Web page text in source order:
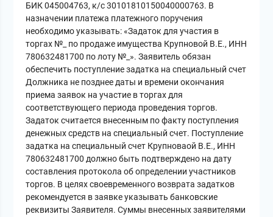
БИК 045004763, к/с 30101810150040000763. В
назначении платежа платежного поручения
необходимо указывать: «Задаток для участия в
торгах №_ по продаже имущества Крупновой В.Е., ИНН
780632481700 по лоту №_». Заявитель обязан
обеспечить поступление задатка на специальный счет
Должника не позднее даты и времени окончания
приема заявок на участие в торгах для
соответствующего периода проведения торгов.
Задаток считается внесенным по факту поступления
денежных средств на специальный счет. Поступление
задатка на специальный счет Крупноваой В.Е., ИНН
780632481700 должно быть подтверждено на дату
составления протокола об определении участников
торгов. В целях своевременного возврата задатков
рекомендуется в заявке указывать банковские
реквизиты Заявителя. Суммы внесенных заявителями